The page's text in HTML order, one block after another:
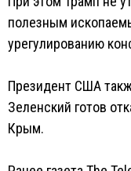
полезным
урегулированию
Президент США
Зеленский готов
Крым.